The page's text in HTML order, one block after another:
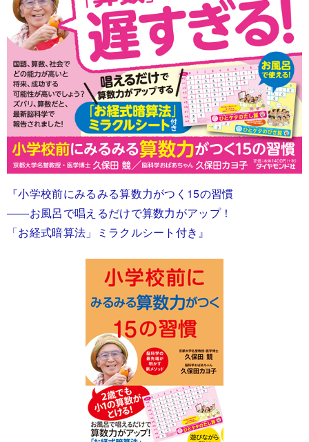
『小学校前にみるみる算数力がつく15の習慣
――お風呂で唱えるだけで算数力がアップ！
「お経式暗算法」ミラクルシート付き』